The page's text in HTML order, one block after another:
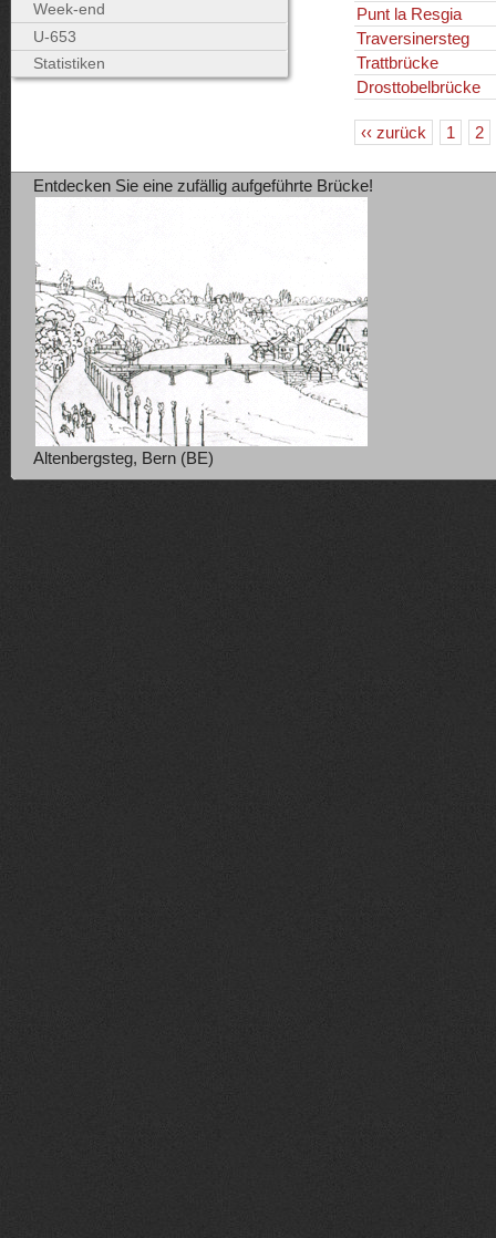
Punt la Resgia
Traversinersteg
Trattbrücke
Drosttobelbrücke
‹‹ zurück 1 2
Week-end
U-653
Statistiken
Entdecken Sie eine zufällig aufgeführte Brücke!
Altenbergsteg, Bern (BE)